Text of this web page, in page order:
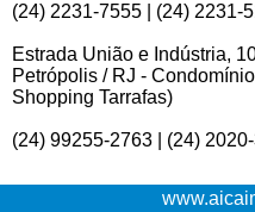
(24) 2231-7555 | (24) 2231-
Estrada União e Indústria,
Petrópolis / RJ -
Shopping Tarrafas)
(24) 99255-2763 | (24)